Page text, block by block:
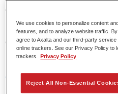
eficientes, de eficacia probada,
base agua con un bajo
respetuosa con el medio
extraordinaria precisión del
una calidad superior en
Características del producto
Colores sólidos, metalizados
We use cookies to personalize content
features, and to analyze website traffic.
agree to Axalta and our third-party
online trackers. See our Privacy Policy to
trackers.
Privacy Policy
Reject All Non-Essential